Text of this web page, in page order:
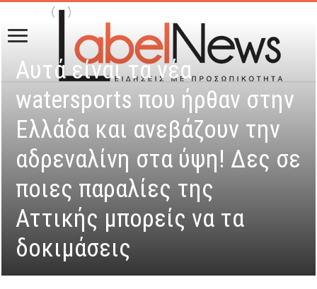
Αυτά είναι τα νέα
watersports που ήρθαν στην
Ελλάδα και ανεβάζουν την
αδρεναλίνη στα ύψη! Δες σε
ποιες παραλίες της
Αττικής μπορείς να τα
δοκιμάσεις